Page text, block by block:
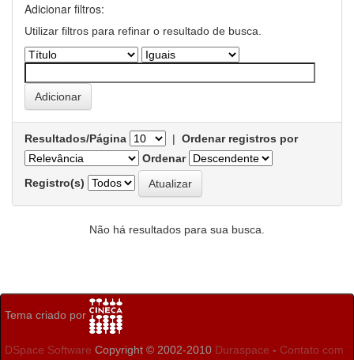
Adicionar filtros:
Utilizar filtros para refinar o resultado de busca.
Resultados/Página | Ordenar registros por
Ordenar
Registro(s)
Não há resultados para sua busca.
Tema criado por
DSpace Software Copyright © 2002-2010 Duraspace - Contato com